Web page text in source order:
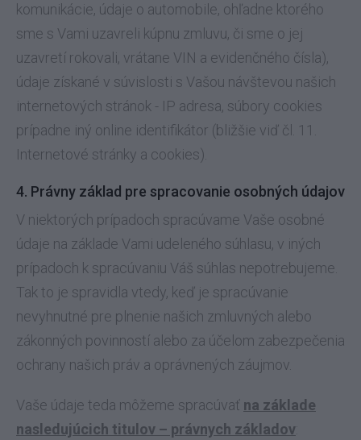
komunikácie, údaje o automobile, ohľadne ktorého
sme s Vami uzavreli kúpnu zmluvu, či sme o jej
uzavretí rokovali, vrátane VIN a evidenčného čísla),
údaje získané v súvislosti s Vašou návštevou našich
internetových stránok - IP adresa, súbory cookies
prípadne iný online identifikátor (bližšie viď čl. 11.
Internetové stránky a cookies).
4. Právny základ pre spracovanie osobných údajov
V niektorých prípadoch spracúvame Vaše osobné
údaje na základe Vami udeleného súhlasu, v iných
prípadoch k spracúvaniu Váš súhlas nepotrebujeme.
Tak to je spravidla vtedy, keď je spracúvanie
nevyhnutné pre plnenie našich zmluvných alebo
zákonných povinností alebo za účelom zabezpečenia
ochrany našich práv a oprávnených záujmov.
Vaše údaje teda môžeme spracúvať na základe
nasledujúcich titulov – právnych základov